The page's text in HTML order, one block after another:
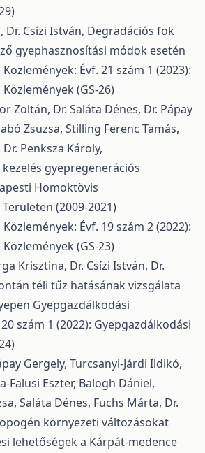
Dr. Csízi István, Degradációs fok
gyephasznosítási módok esetén
Évf. 21 szám 1 (2023):
(GS-26)
Zoltán, Dr. Saláta Dénes, Dr. Pápay
Zsuzsa, Stilling Ferenc Tamás,
Penksza Károly,
gyepregenerációs
Homoktövis
(2009-2021)
Évf. 19 szám 2 (2022):
(GS-23)
Krisztina, Dr. Csízi István, Dr.
téli tűz hatásának vizsgálata
Gyepgazdálkodási
szám 1 (2022): Gyepgazdálkodási
Gergely, Turcsanyi-Járdi Ildikó,
Falusi Eszter, Balogh Dániel,
Saláta Dénes, Fuchs Márta, Dr.
környezeti változásokat
lehetőségek a Kárpát-medence